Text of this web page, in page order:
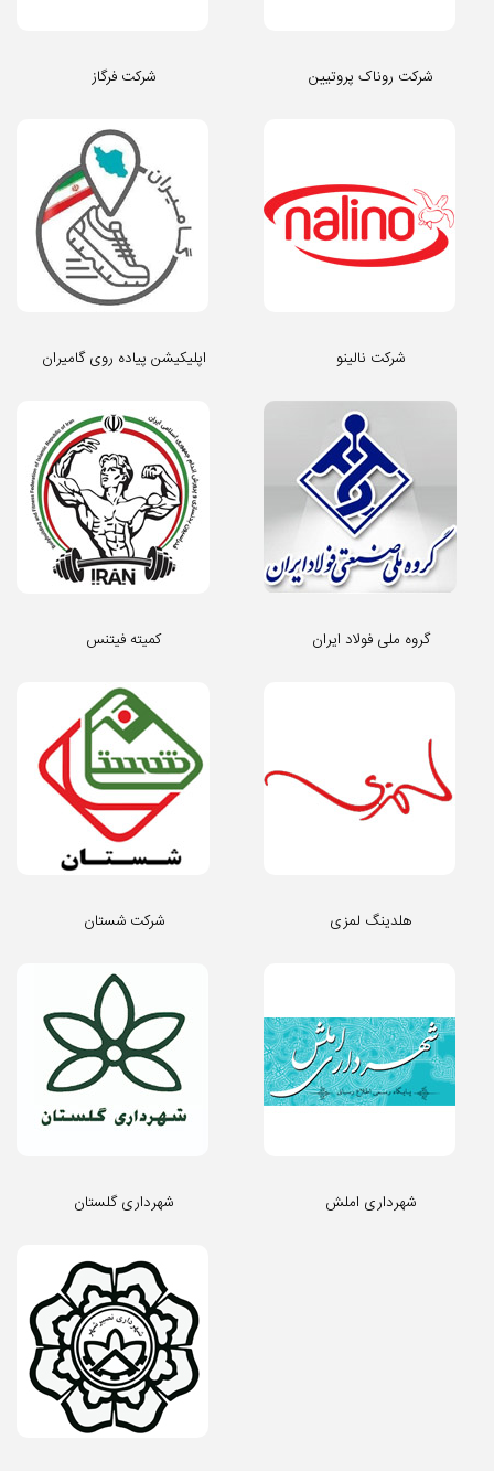
شرکت فرگاز شرکت روناک پروتیین
اپلیکیشن پیاده روی گامیران شرکت نالینو
کمیته فیتنس گروه ملی فولاد ایران
شرکت شستان هلدینگ لمزی
شهرداری گلستان شهرداری املش